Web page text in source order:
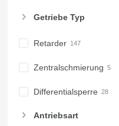
Getriebe Typ
Retarder
Zentralschmierung
Differentialsperre
Antriebsart